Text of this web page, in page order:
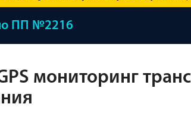
ПП №2216
мониторинг